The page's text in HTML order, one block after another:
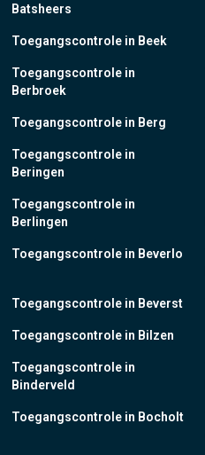
Batsheers
Toegangscontrole in Beek
Toegangscontrole in
Berbroek
Toegangscontrole in Berg
Toegangscontrole in
Beringen
Toegangscontrole in
Berlingen
Toegangscontrole in Beverlo
Toegangscontrole in Beverst
Toegangscontrole in Bilzen
Toegangscontrole in
Binderveld
Toegangscontrole in Bocholt